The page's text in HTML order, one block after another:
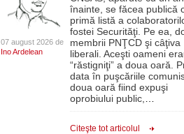
de
Superliga în
derby-urile
Politehnica atacă
o nou-promovată
ce a pierdut
- 3 August 2026
Filmul „Ultimul ingredient”, o poveste a
Banatului în competiția internațională Food
Menu/VIDEO- 5 August 2026
Aflați secretele Timișoarei în cadrul unui nou
gratuit organizat de Asociația Turism
View all
proiectelor
europene/
ANAF oferă
beneficieze
CLIPURI
JOCURI
DIVERSE
FARMACII
TIMIŞOARA
HARTA
LICEE,
07 august 2026 de
Ino Ardelean
înainte, se făcea publică
primă listă a
fostei Securităţi. Pe ea,
membrii PNŢCD şi câţiva
liberali. Aceşti oameni
“răstigniţi” a doua oară.
data în puşcăriile
doua oară fiind expuşi
oprobiului public,
Citeşte tot articolul